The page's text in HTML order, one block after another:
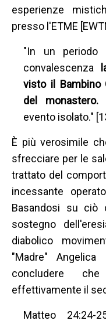
esperienze
presso l'ETME
"In un periodo
convalescenza
visto il Bambino
del monastero.
evento isolato."
È più verosimile
sfrecciare per le
trattato del
incessante
Basandosi su
sostegno
diabolico
"Madre"
concludere
effettivamente il
Matteo 24:24-